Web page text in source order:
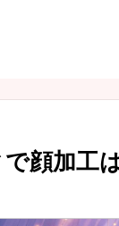
顔加工